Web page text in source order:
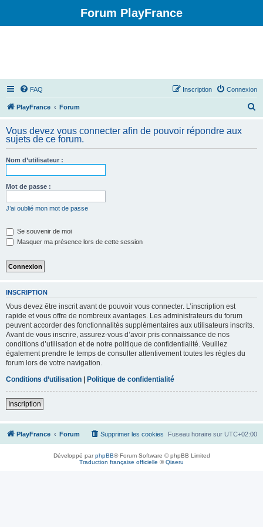
Forum PlayFrance
FAQ Connexion
Inscription
PlayFrance Forum
h
Vous devez vous connecter afin de pouvoir répondre aux
sujets de ce forum.
Nom d’utilisateur :
Mot de passe :
J’ai oublié mon mot de passe
Se souvenir de moi
Masquer ma présence lors de cette session
INSCRIPTION
Vous devez être inscrit avant de pouvoir vous connecter. L’inscription est
rapide et vous offre de nombreux avantages. Les administrateurs du forum
peuvent accorder des fonctionnalités supplémentaires aux utilisateurs inscrits.
Avant de vous inscrire, assurez-vous d’avoir pris connaissance de nos
conditions d’utilisation et de notre politique de confidentialité. Veuillez
également prendre le temps de consulter attentivement toutes les règles du
forum lors de votre navigation.
Conditions d’utilisation | Politique de confidentialité
Inscription
PlayFrance Forum Fuseau horaire sur UTC+02:00
Supprimer les cookies
Développé parphpBB® Forum Software © phpBB Limited
Traduction française officielle ©Qiaeru